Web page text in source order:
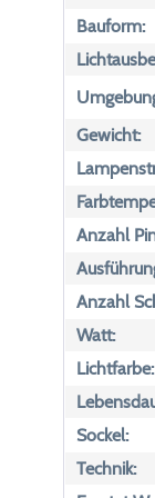
Bauform:
Gewicht:
Anzahl
Anzahl
Watt:
Lichtfarbe:
Sockel:
Technik: